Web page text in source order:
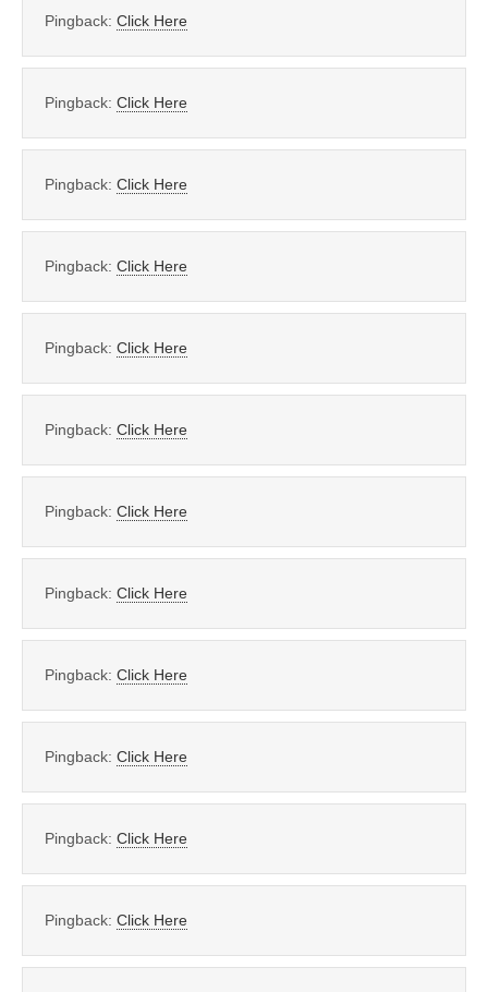
Pingback: Click Here
Pingback: Click Here
Pingback: Click Here
Pingback: Click Here
Pingback: Click Here
Pingback: Click Here
Pingback: Click Here
Pingback: Click Here
Pingback: Click Here
Pingback: Click Here
Pingback: Click Here
Pingback: Click Here